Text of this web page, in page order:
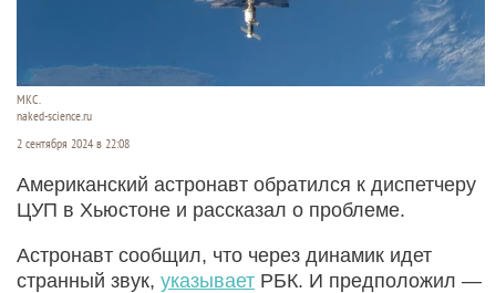
МКС.
naked-science.ru
2 сентября 2024 в 22:08
Американский астронавт обратился к диспетчеру
ЦУП в Хьюстоне и рассказал о проблеме.
Астронавт сообщил, что через динамик идет
странный звук, указывает РБК. И предположил —